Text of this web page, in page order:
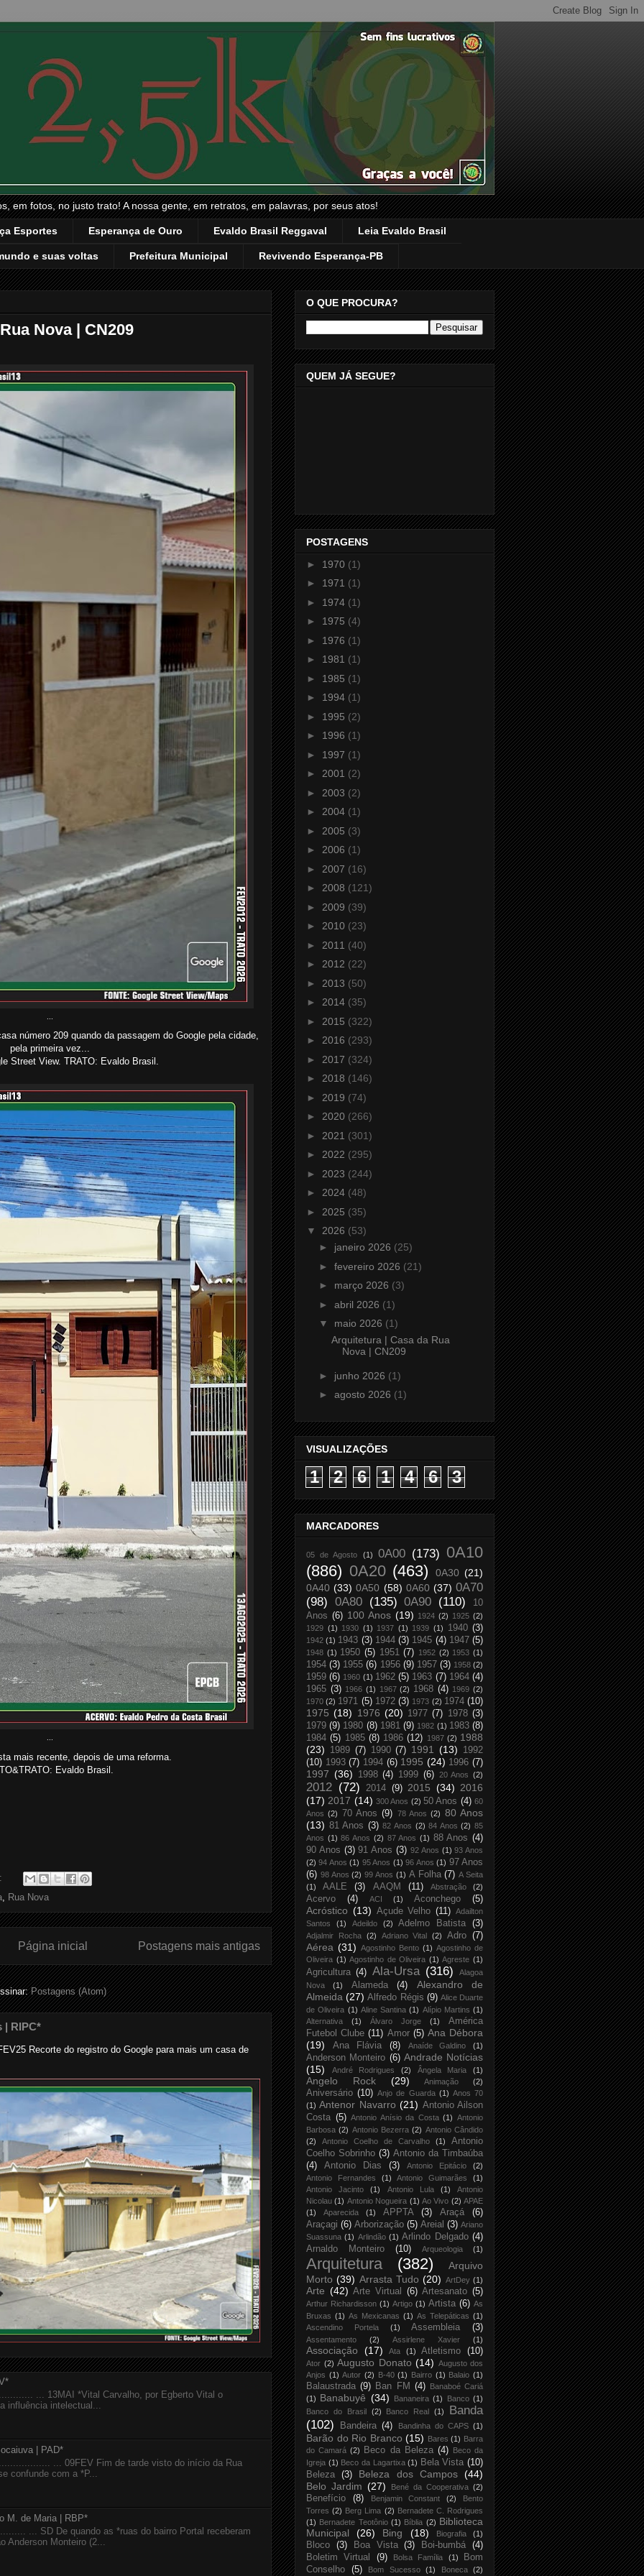
em fotos, no justo trato! A nossa gente, em retratos, em palavras, por seus atos!
Esportes Esperança de Ouro Evaldo Brasil Reggaval Leia Evaldo Brasil
e suas voltas Prefeitura Municipal Revivendo Esperança-PB
Nova | CN209
número 209 quando da passagem do Google pela cidade,
pela primeira vez...
Street View. TRATO: Evaldo Brasil.
mais recente, depois de uma reforma.
Evaldo Brasil.
Rua Nova
Postagens mais antigas
Página inicial
Postagens (Atom)
| RIPC*
Recorte do registro do Google para mais um casa de
... 13MAI *Vital Carvalho, por Egberto Vital o
influência intelectual...
| PAD*
... 09FEV Fim de tarde visto do início da Rua
confunde com a *P...
M. de Maria | RBP*
... SD De quando as *ruas do bairro Portal receberam
Anderson Monteiro (2...
O QUE PROCURA?
QUEM JÁ SEGUE?
POSTAGENS
► 1970 (1)
► 1971 (1)
► 1974 (1)
► 1975 (4)
► 1976 (1)
► 1981 (1)
► 1985 (1)
► 1994 (1)
► 1995 (2)
► 1996 (1)
► 1997 (1)
► 2001 (2)
► 2003 (2)
► 2004 (1)
► 2005 (3)
► 2006 (1)
► 2007 (16)
► 2008 (121)
► 2009 (39)
► 2010 (23)
► 2011 (40)
► 2012 (22)
► 2013 (50)
► 2014 (35)
► 2015 (322)
► 2016 (293)
► 2017 (324)
► 2018 (146)
► 2019 (74)
► 2020 (266)
► 2021 (301)
► 2022 (295)
► 2023 (244)
► 2024 (48)
► 2025 (35)
▼ 2026 (53)
► janeiro 2026 (25)
► fevereiro 2026 (21)
► março 2026 (3)
► abril 2026 (1)
▼ maio 2026 (1)
Arquitetura | Casa da Rua
Nova | CN209
► junho 2026 (1)
► agosto 2026 (1)
VISUALIZAÇÕES
1 2 6 1 4 6 3
MARCADORES
05 de Agosto (1) 0A00 (173) 0A10
(886) 0A20 (463) 0A30 (21)
0A40 (33) 0A50 (58) 0A60 (37) 0A70
(98) 0A80 (135) 0A90 (110)
10
Anos (6) 100 Anos (19) 1924 (2) 1925 (2)
1929 (1) 1930 (1) 1937 (1) 1939 (1) 1940 (3)
1942 (1) 1943 (3) 1944 (3) 1945 (4) 1947 (5)
1948 (1) 1950 (5) 1951 (7) 1952 (2) 1953 (1)
1954 (3) 1955 (6) 1956 (9) 1957 (3) 1958 (2)
1959 (6) 1960 (1) 1962 (5) 1963 (7) 1964 (4)
1965 (3) 1966 (1) 1967 (2) 1968 (4) 1969 (2)
1970 (2) 1971 (5) 1972 (3) 1973 (2) 1974 (10)
1975 (18) 1976 (20) 1977 (7) 1978 (3)
1979 (9) 1980 (8) 1981 (9) 1982 (1) 1983 (8)
1984 (5) 1985 (8) 1986 (12) 1987 (2) 1988
(23)
1989 (7) 1990 (7) 1991 (13)
1992
(10) 1993 (7) 1994 (6) 1995 (24) 1996 (7)
1997 (36) 1998 (4) 1999 (6) 20 Anos (2)
2012 (72) 2014 (9) 2015 (34) 2016
(17) 2017 (14) 300 Anos (2) 50 Anos (4) 60
Anos (2) 70 Anos (9) 78 Anos (2) 80 Anos
(13) 81 Anos (3) 82 Anos (2) 84 Anos (2) 85
Anos (1) 86 Anos (2) 87 Anos (1) 88 Anos (4)
90 Anos (3) 91 Anos (3) 92 Anos (1) 93 Anos
(2) 94 Anos (1) 95 Anos (1) 96 Anos (1) 97 Anos
(6) 98 Anos (2) 99 Anos (1) A Folha (7) A Seita
(1)
AALE (3) AAQM (11) Abstração (2)
Acervo (4) ACI (1) Aconchego (5)
Acróstico (13) Açude Velho (11) Adailton
Santos
(1) Adeildo (2) Adelmo Batista (3)
Adjalmir Rocha (2) Adriano Vital (2) Adro (7)
Aérea (31) Agostinho Bento (1) Agostinho de
Oliveira (1) Agostinho de Oliveira (1) Agreste (1)
Agricultura (4) Ala-Ursa (316)
Alagoa
Nova
(1) Alameda (4)
Alexandro de
Almeida (27) Alfredo Régis (9) Alice Duarte
de Oliveira (1) Aline Santina (1) Alípio Martins (1)
Alternativa
(1) Álvaro Jorge (1)
América
Futebol Clube (11) Amor (5) Ana Débora
(19)
Ana Flávia (8) Anaíde Galdino (1)
Anderson Monteiro (6) Andrade Notícias
(15)
André Rodrigues (2) Ângela Maria (1)
Angelo Rock (29) Animação (2)
Aniversário (10) Anjo de Guarda (1) Anos 70
(1) Antenor Navarro (21) Antonio Ailson
Costa (5) Antonio Anísio da Costa (1) Antonio
Barbosa (2) Antonio Bezerra (2) Antonio Cândido
(2)
Antonio Coelho de Carvalho (1)
Antonio
Coelho Sobrinho (3) Antonio da Timbaúba
(4)
Antonio Dias (3) Antonio Epitácio
(2)
Antonio Fernandes
(1) Antonio Guimarães
(1)
Antonio Jacinto
(1) Antonio Lula (1)
Antonio
Nicolau (1) Antonio Nogueira (1) Ao Vivo (2) APAE
(1)
Aparecida (1) APPTA (3) Araçá
(6)
Araçagi (6) Arborização (5) Areial (3) Ariano
Suassuna (1) Arlindão (1) Arlindo Delgado (4)
Arnaldo Monteiro
(10) Arqueologia (1)
Arquitetura (382)
Arquivo
Morto (39) Arrasta Tudo (20) ArtDey (1)
Arte (42) Arte Virtual (6) Artesanato (5)
Arthur Richardisson (1) Artigo (1) Artista (6) As
Bruxas (1) As Mexicanas (1) As Telepáticas (1)
Ascendino Portela
(1) Assembleia (3)
Assentamento (2) Assirlene Xavier (1)
Associação (17) Ata (1) Atletismo (10)
Ator (2) Augusto Donato (14) Augusto dos
Anjos (1) Autor (2) B-40 (1) Bairro (1) Balaio (1)
Balaustrada (9) Ban FM (4)
Banaboé Cariá
(1) Banabuyê (34) Bananeira (1) Banco (1)
Banco do Brasil
(2) Banco Real (1)
Banda
(102)
Bandeira (4) Bandinha do CAPS (1)
Barão do Rio Branco (15) Bares (1) Barra
do Camará (2) Beco da Beleza (4)
Beco da
Igreja (1) Beco da Lagartixa (1) Bela Vista (10)
Beleza
(3) Beleza dos Campos (44)
Belo Jardim (27) Bené da Cooperativa (2)
Benefício (8) Benjamin Constant (2)
Bento
Torres (2) Berg Lima (2) Bernadete C. Rodrigues
(1) Bernadete Teotônio (1) Bíblia (2) Biblioteca
Municipal
(26) Bing (18) Biografia (1)
Bloco (3) Boa Vista (3) Boi-bumbá
(4)
Boletim Virtual
(9) Bolsa Família (1)
Bom
Conselho
(5) Bom Sucesso (1) Boneca (2)